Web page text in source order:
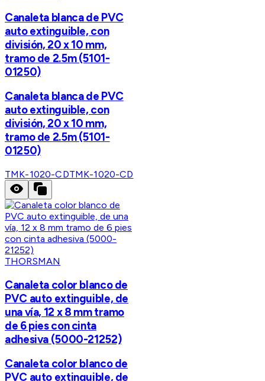
Canaleta blanca de PVC
auto extinguible, con
división, 20 x 10 mm,
tramo de 2.5m (5101-
01250)
Canaleta blanca de PVC
auto extinguible, con
división, 20 x 10 mm,
tramo de 2.5m (5101-
01250)
TMK-1020-CDTMK-1020-CD
THORSMAN
Canaleta color blanco de
PVC auto extinguible, de
una vía, 12 x 8 mm tramo
de 6 pies con cinta
adhesiva (5000-21252)
Canaleta color blanco de
PVC auto extinguible, de